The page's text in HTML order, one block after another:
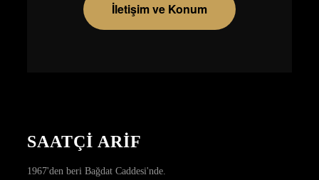
İletişim ve Konum
SAATÇİ ARİF
1967'den beri Bağdat Caddesi'nde.